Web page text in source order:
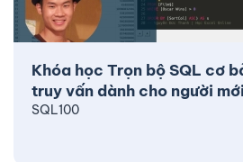
Khóa học Trọn bộ SQL cơ
truy vấn dành cho người
SQL100